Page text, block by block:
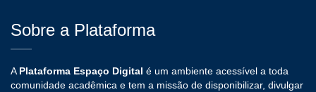
Sobre a Plataforma
A Plataforma Espaço Digital é um ambiente acessível a toda
comunidade acadêmica e tem a missão de disponibilizar, divulgar